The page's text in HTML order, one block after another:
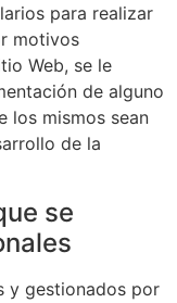
para realizar
motivos
Web, se le
de alguno
los mismos sean
de la
se
y gestionados por